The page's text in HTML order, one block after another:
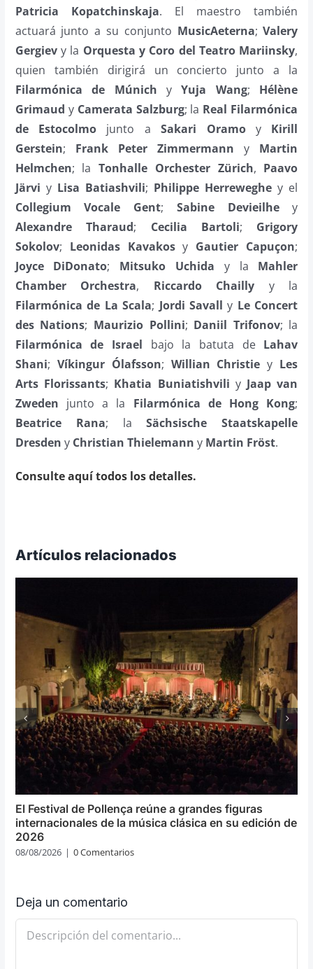
Patricia Kopatchinskaja. El maestro también
actuará junto a su conjunto MusicAeterna;Valery
Gergievy la Orquesta y Coro del Teatro Mariinsky,
quien también dirigirá un concierto junto a la
Filarmónica de Múnich yYuja Wang; Hélène
Grimaud y Camerata Salzburg; la Real Filarmónica
de Estocolmo junto aSakari Oramoy Kirill
Gerstein; Frank Peter Zimmermann y Martin
Helmchen; laTonhalle Orchester Zürich, Paavo
Järvi y Lisa Batiashvili; Philippe Herreweghe y el
Collegium Vocale Gent; Sabine Devieilhey
Alexandre Tharaud; Cecilia Bartoli; Grigory
Sokolov; Leonidas Kavakosy Gautier Capuçon;
Joyce DiDonato; Mitsuko Uchida y la Mahler
Chamber Orchestra, Riccardo Chailly y la
Filarmónica de La Scala; Jordi Savall y Le Concert
des Nations; Maurizio Pollini; Daniil Trifonov; la
Filarmónica de Israel bajo la batuta de Lahav
Shani; Víkingur Ólafsson; Willian Christie y Les
Arts Florissants; Khatia Buniatishvili y Jaap van
Zweden junto a la Filarmónica de Hong Kong;
Beatrice Rana; laSächsische Staatskapelle
Dresden y Christian Thielemann y Martin Fröst.
Consulte aquí todos los detalles.
Artículos relacionados
El Festival de Pollença reúne a grandes figuras
internacionales de la música clásica en su edición de
2026
08/08/2026 | 0 Comentarios
Deja un comentario
Comentario